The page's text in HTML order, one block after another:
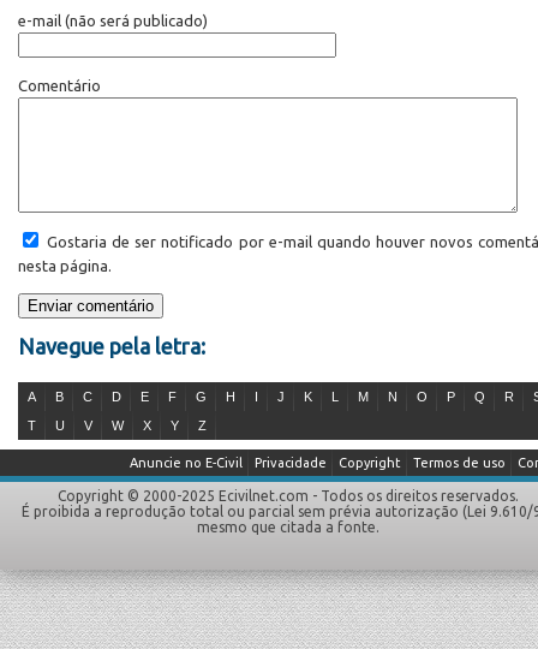
e-mail (não será publicado)
Comentário
Gostaria de ser notificado por e-mail quando houver novos
nesta página.
Navegue pela letra:
A B C D E F G H J K M N O P Q R
T
U V W X Y Z
Termos de uso
Copyright
Privacidade
Anuncie no E-Civil
Copyright © 2000-2025 Ecivilnet.com - Todos os direitos reservados.
É proibida a reprodução total ou parcial sem prévia autorização (Lei 9.610/
mesmo que citada a fonte.